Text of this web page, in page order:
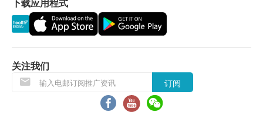
功效
服用方法
将整包产品放入水中加热3分钟, 再加入白饭或面条一
拼食用。适合6-36个月。
货品质量保证，于顾客收到产品当日起计，食用期
应最少有6个月或以上。
当顾客收取已订购之货品时，有责任检查货品是否
有损毁情况，一经确认签收，恕不接受退换。
退换产品必须包装完整，如退换之产品有任何残缺
或过期退回，供应商有权不受理。
关注我们
订阅